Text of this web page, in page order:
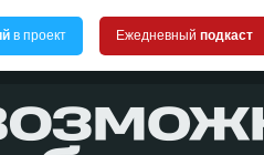
в проект Ежедневный подкаст